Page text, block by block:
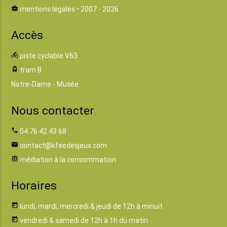
business_center mentions légales • 2007 - 2026
Accès
directions_bike piste cyclable V63
tram tram B
Notre-Dame - Musée
Nous contacter
phone 04 76 42 43 68
email contact@kfeedesjeux.com
balance médiation à la consommation
Horaires
today lundi, mardi, mercredi & jeudi de 12h à minuit
today vendredi & samedi de 12h à 1h du matin